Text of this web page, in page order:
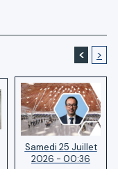
< >
Samedi 25 Juillet
2026 - 00:36